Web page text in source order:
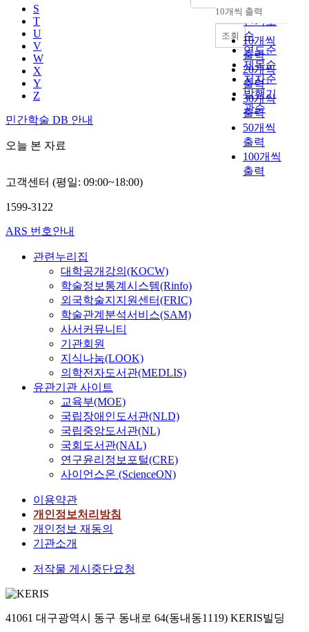
S
T
U
V
W
X
Y
Z
민간학술 DB 안내
오늘 본 자료
순
인기도
순
연도순
제목순
저자순
발행기
관순
내림차순
10개씩 출력
10개씩
출력
20개씩
출력
30개씩
출력
50개씩
출력
100개씩
출력
조회
고객센터 (평일: 09:00~18:00)
1599-3122
ARS 번호안내
관련누리집
대학공개강의(KOCW)
학술정보통계시스템(Rinfo)
외국학술지지원센터(FRIC)
학술관계분석서비스(SAM)
사서커뮤니티
기관회원
지식나눔(LOOK)
의학전자도서관(MEDLIS)
유관기관 사이트
교육부(MOE)
국립장애인도서관(NLD)
국립중앙도서관(NL)
국회도서관(NAL)
연구윤리정보포털(CRE)
사이언스온 (ScienceON)
이용약관
개인정보처리방침
개인정보 재동의
기관소개
저작물 게시중단요청
41061 대구광역시 동구 동내로 64(동내동1119) KERIS빌딩